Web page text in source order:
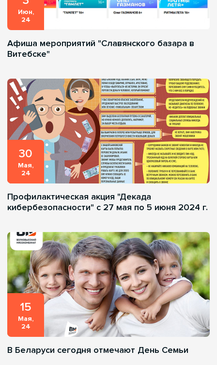
Июн,
24
Афиша мероприятий "Славянского базара в
Витебске"
30
Мая,
24
Профилактическая акция "Декада
кибербезопасности" с 27 мая по 5 июня 2024 г.
15
Мая,
24
В Беларуси сегодня отмечают День Cемьи